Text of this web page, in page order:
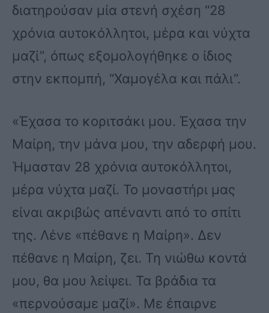
διατηρούσαν μία στενή σχέση “28
χρόνια αυτοκόλλητοι, μέρα και νύχτα
μαζί”, όπως εξομολογήθηκε ο ίδιος
στην εκπομπή, “Χαμογέλα και πάλι”.
«Έχασα το κοριτσάκι μου. Έχασα την
Μαίρη, την μάνα μου, την αδερφή μου.
Ήμασταν 28 χρόνια αυτοκόλλητοι,
μέρα νύχτα μαζί. Το μοναστήρι μας
είναι ακριβώς απέναντι από το σπίτι
της. Λένε «πέθανε η Μαίρη». Δεν
πέθανε η Μαίρη, ζει. Τη νιώθω κοντά
μου, θα μου λείψει. Τα βράδια τα
«περνούσαμε μαζί». Με έπαιρνε